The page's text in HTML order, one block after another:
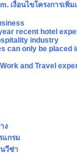
เงื่อนไขโครงการเพิ่ม
recent hotel
industry
can only be placed
and Travel
ง
แกรม
วีซ่า